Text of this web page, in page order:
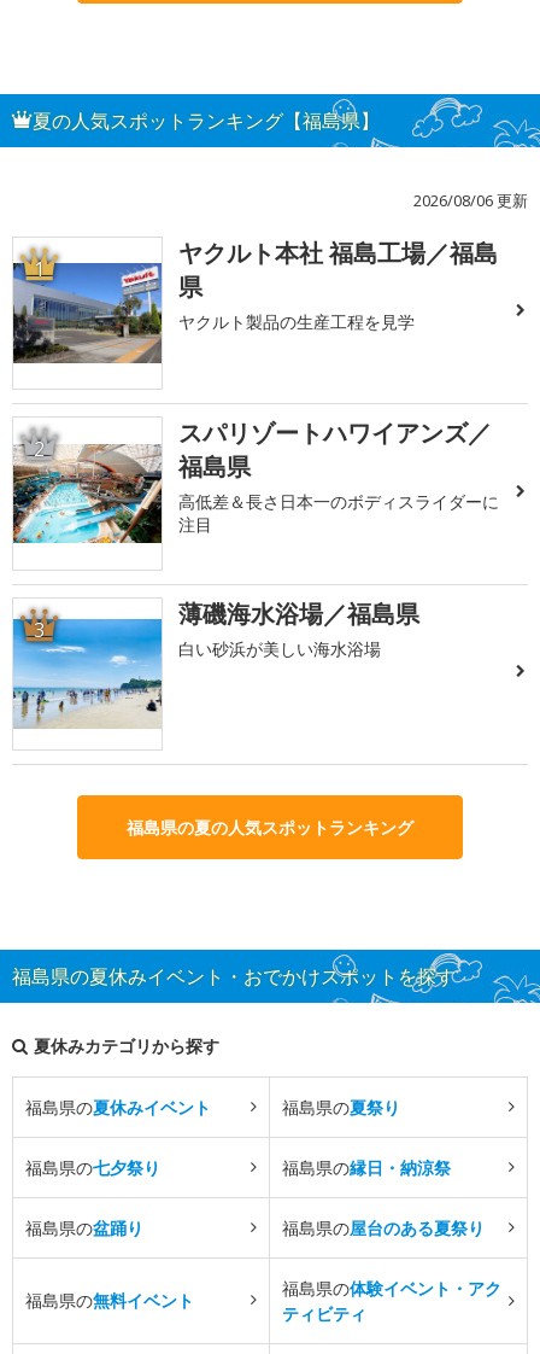
夏の人気スポットランキング【福島県】
2026/08/06 更新
1
ヤクルト本社 福島工場／福島
県
ヤクルト製品の生産工程を見学
2
スパリゾートハワイアンズ／
福島県
高低差＆長さ日本一のボディスライダーに
注目
3 薄磯海水浴場／福島県
白い砂浜が美しい海水浴場
福島県の夏の人気スポットランキング
福島県の夏休みイベント・おでかけスポットを探す
夏休みカテゴリから探す
福島県の夏休みイベント 福島県の夏祭り
福島県の七夕祭り 福島県の縁日・納涼祭
福島県の盆踊り 福島県の屋台のある夏祭り
福島県の無料イベント
福島県の体験イベント・アク
ティビティ